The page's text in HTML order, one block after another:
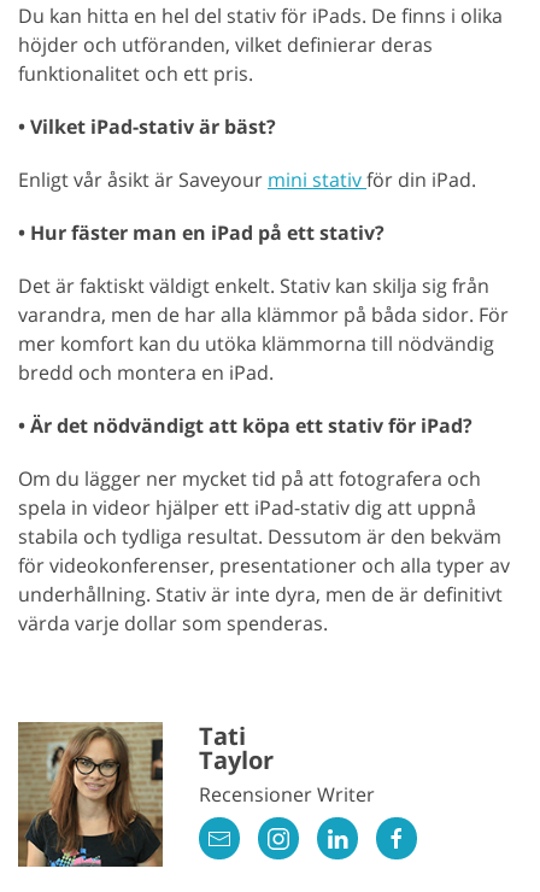
Du kan hitta en hel del stativ för iPads. De finns i olika
höjder och utföranden, vilket definierar deras
funktionalitet och ett pris.
• Vilket iPad-stativ är bäst?
Enligt vår åsikt är Saveyour mini stativför din iPad.
• Hur fäster man en iPad på ett stativ?
Det är faktiskt väldigt enkelt. Stativ kan skilja sig från
varandra, men de har alla klämmor på båda sidor. För
mer komfort kan du utöka klämmorna till nödvändig
bredd och montera en iPad.
• Är det nödvändigt att köpa ett stativ för iPad?
Om du lägger ner mycket tid på att fotografera och
spela in videor hjälper ett iPad-stativ dig att uppnå
stabila och tydliga resultat. Dessutom är den bekväm
för videokonferenser, presentationer och alla typer av
underhållning. Stativ är inte dyra, men de är definitivt
värda varje dollar som spenderas.
Tati
Taylor
Recensioner Writer